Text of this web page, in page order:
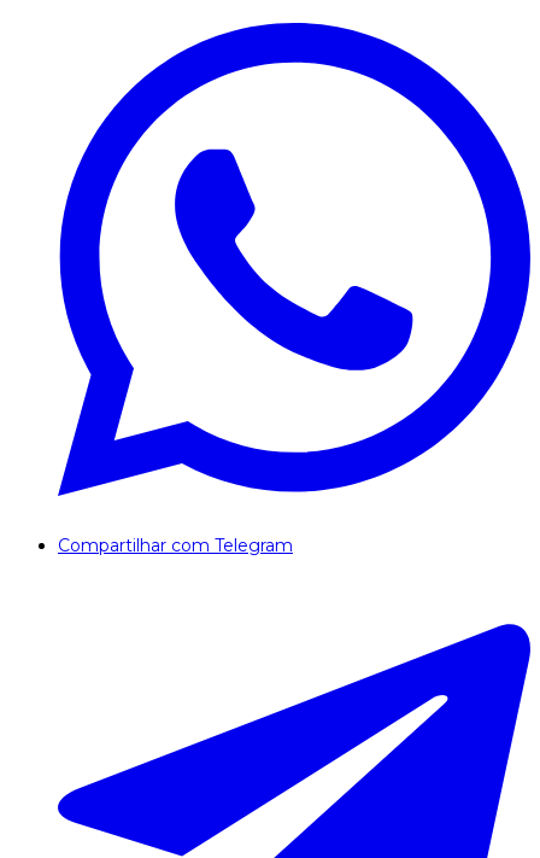
Compartilhar com Telegram